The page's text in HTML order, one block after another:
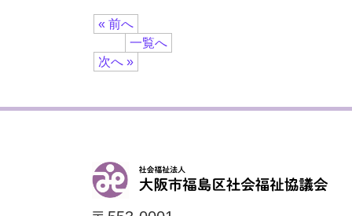
« 前へ
一覧へ
次へ »